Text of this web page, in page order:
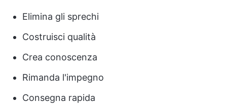
Elimina gli sprechi
Costruisci qualità
Crea conoscenza
Rimanda l'impegno
Consegna rapida